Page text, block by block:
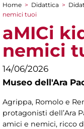
Tu sei qui
Home > Didattica >
nemici tuoi
aMICi
nemici
14/06/2026
Museo dell'Ara
Agrippa, Romolo e
protagonisti dell’Ara
amici e nemici, ricco